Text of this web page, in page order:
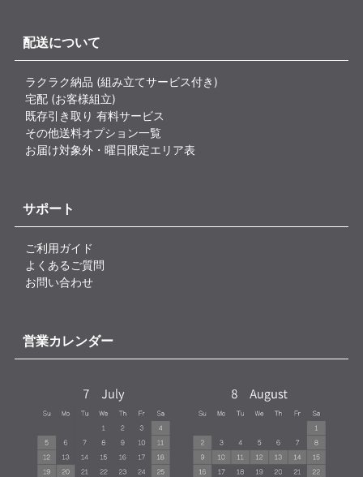
配送について
ラクラク納品 (組み立てサービス付き)
宅配 (お客様組立)
既存引き取り 有料サービス
その他送料オプション一覧
お届け対象外・曜日限定エリア表
サポート
ご利用ガイド
よくあるご質問
お問い合わせ
営業カレンダー